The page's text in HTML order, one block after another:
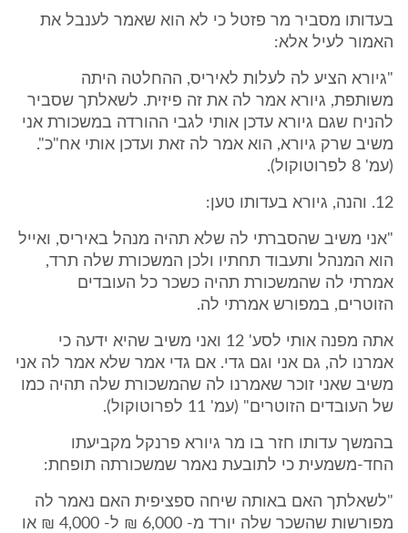
בעדותו מסביר מר פזטל כי לא הוא שאמר לענבל את
האמור לעיל אלא:
"גיורא הציע לה לעלות לאיריס, ההחלטה היתה
משותפת, גיורא אמר לה את זה פיזית. לשאלתך שסביר
להניח שגם גיורא עדכן אותי לגבי ההורדה במשכורת אני
משיב שרק גיורא, הוא אמר לה זאת ועדכן אותי אח"כ".
(עמ' 8 לפרוטוקול).
12. והנה, גיורא בעדותו טען:
"אני משיב שהסברתי לה שלא תהיה מנהל באיריס, ואייל
הוא המנהל ותעבוד תחתיו ולכן המשכורת שלה תרד,
אמרתי לה שהמשכורת תהיה כשכר כל העובדים
הזוטרים, במפורש אמרתי לה.
אתה מפנה אותי לסע' 12 ואני משיב שהיא ידעה כי
אמרנו לה, גם אני וגם גדי. אם גדי אמר שלא אמר לה אני
משיב שאני זוכר שאמרנו לה שהמשכורת שלה תהיה כמו
של העובדים הזוטרים" (עמ' 11 לפרוטוקול).
בהמשך עדותו חזר בו מר גיורא פרנקל מקביעתו
החד-משמעית כי לתובעת נאמר שמשכורתה תופחת:
"לשאלתך האם באותה שיחה ספציפית האם נאמר לה
מפורשות שהשכר שלה יורד מ- 6,000 ₪ ל- 4,000 ₪ או